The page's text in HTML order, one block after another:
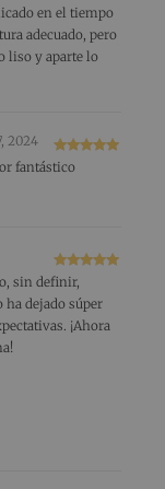
con
en el tiempo
adecuado, pero
liso y aparte lo
Valorado
2024
fantástico
Valorado
con5de 5
sin definir,
dejado súper
¡Ahora